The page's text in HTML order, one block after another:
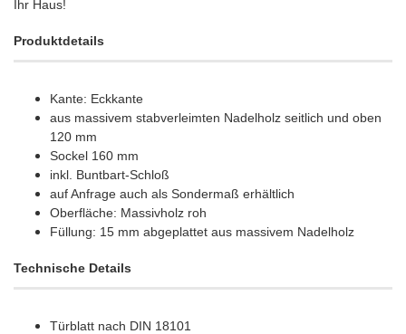
Ihr Haus!
Produktdetails
Kante: Eckkante
aus massivem stabverleimten Nadelholz seitlich und oben
120 mm
Sockel 160 mm
inkl. Buntbart-Schloß
auf Anfrage auch als Sondermaß erhältlich
Oberfläche: Massivholz roh
Füllung: 15 mm abgeplattet aus massivem Nadelholz
Technische Details
Türblatt nach DIN 18101